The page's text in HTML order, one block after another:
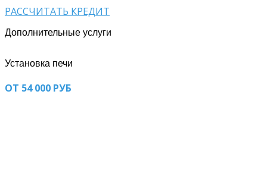
РАССЧИТАТЬ КРЕДИТ
Дополнительные услуги
Установка печи
ОТ 54 000 РУБ